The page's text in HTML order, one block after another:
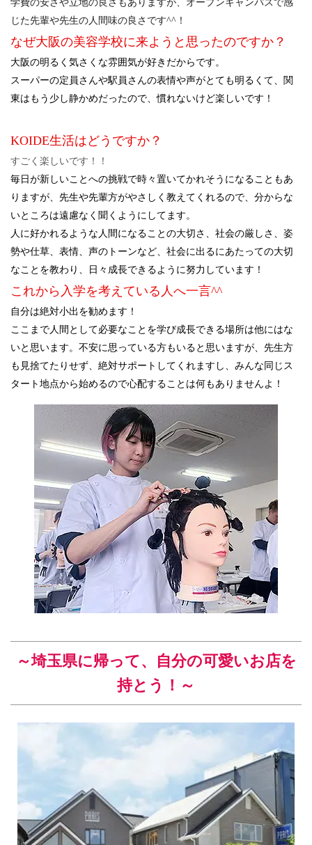
学費の安さや立地の良さもありますが、オープンキャンパスで感
じた先輩や先生の人間味の良さです^^！
なぜ大阪の美容学校に来ようと思ったのですか？
大阪の明るく気さくな雰囲気が好きだからです。
スーパーの定員さんや駅員さんの表情や声がとても明るくて、関
東はもう少し静かめだったので、慣れないけど楽しいです！
KOIDE生活はどうですか？
すごく楽しいです！！
毎日が新しいことへの挑戦で時々置いてかれそうになることもあ
りますが、先生や先輩方がやさしく教えてくれるので、分からな
いところは遠慮なく聞くようにしてます。
人に好かれるような人間になることの大切さ、社会の厳しさ、姿
勢や仕草、表情、声のトーンなど、社会に出るにあたっての大切
なことを教わり、日々成長できるように努力しています！
これから入学を考えている人へ一言^^
自分は絶対小出を勧めます！
ここまで人間として必要なことを学び成長できる場所は他にはな
いと思います。不安に思っている方もいると思いますが、先生方
も見捨てたりせず、絶対サポートしてくれますし、みんな同じス
タート地点から始めるので心配することは何もありませんよ！
～埼玉県に帰って、自分の可愛いお店を
持とう！～